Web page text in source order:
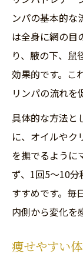
ンパの基本的な
は全身に網の目
り、腋の下、鼠
効果的です。こ
リンパの流れを
具体的な方法と
に、オイルやク
を撫でるように
ず、1回5〜10
すすめです。毎
内側から変化を
痩せやすい